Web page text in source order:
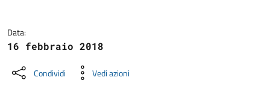
Data:
16 febbraio 2018
Condividi Vedi azioni